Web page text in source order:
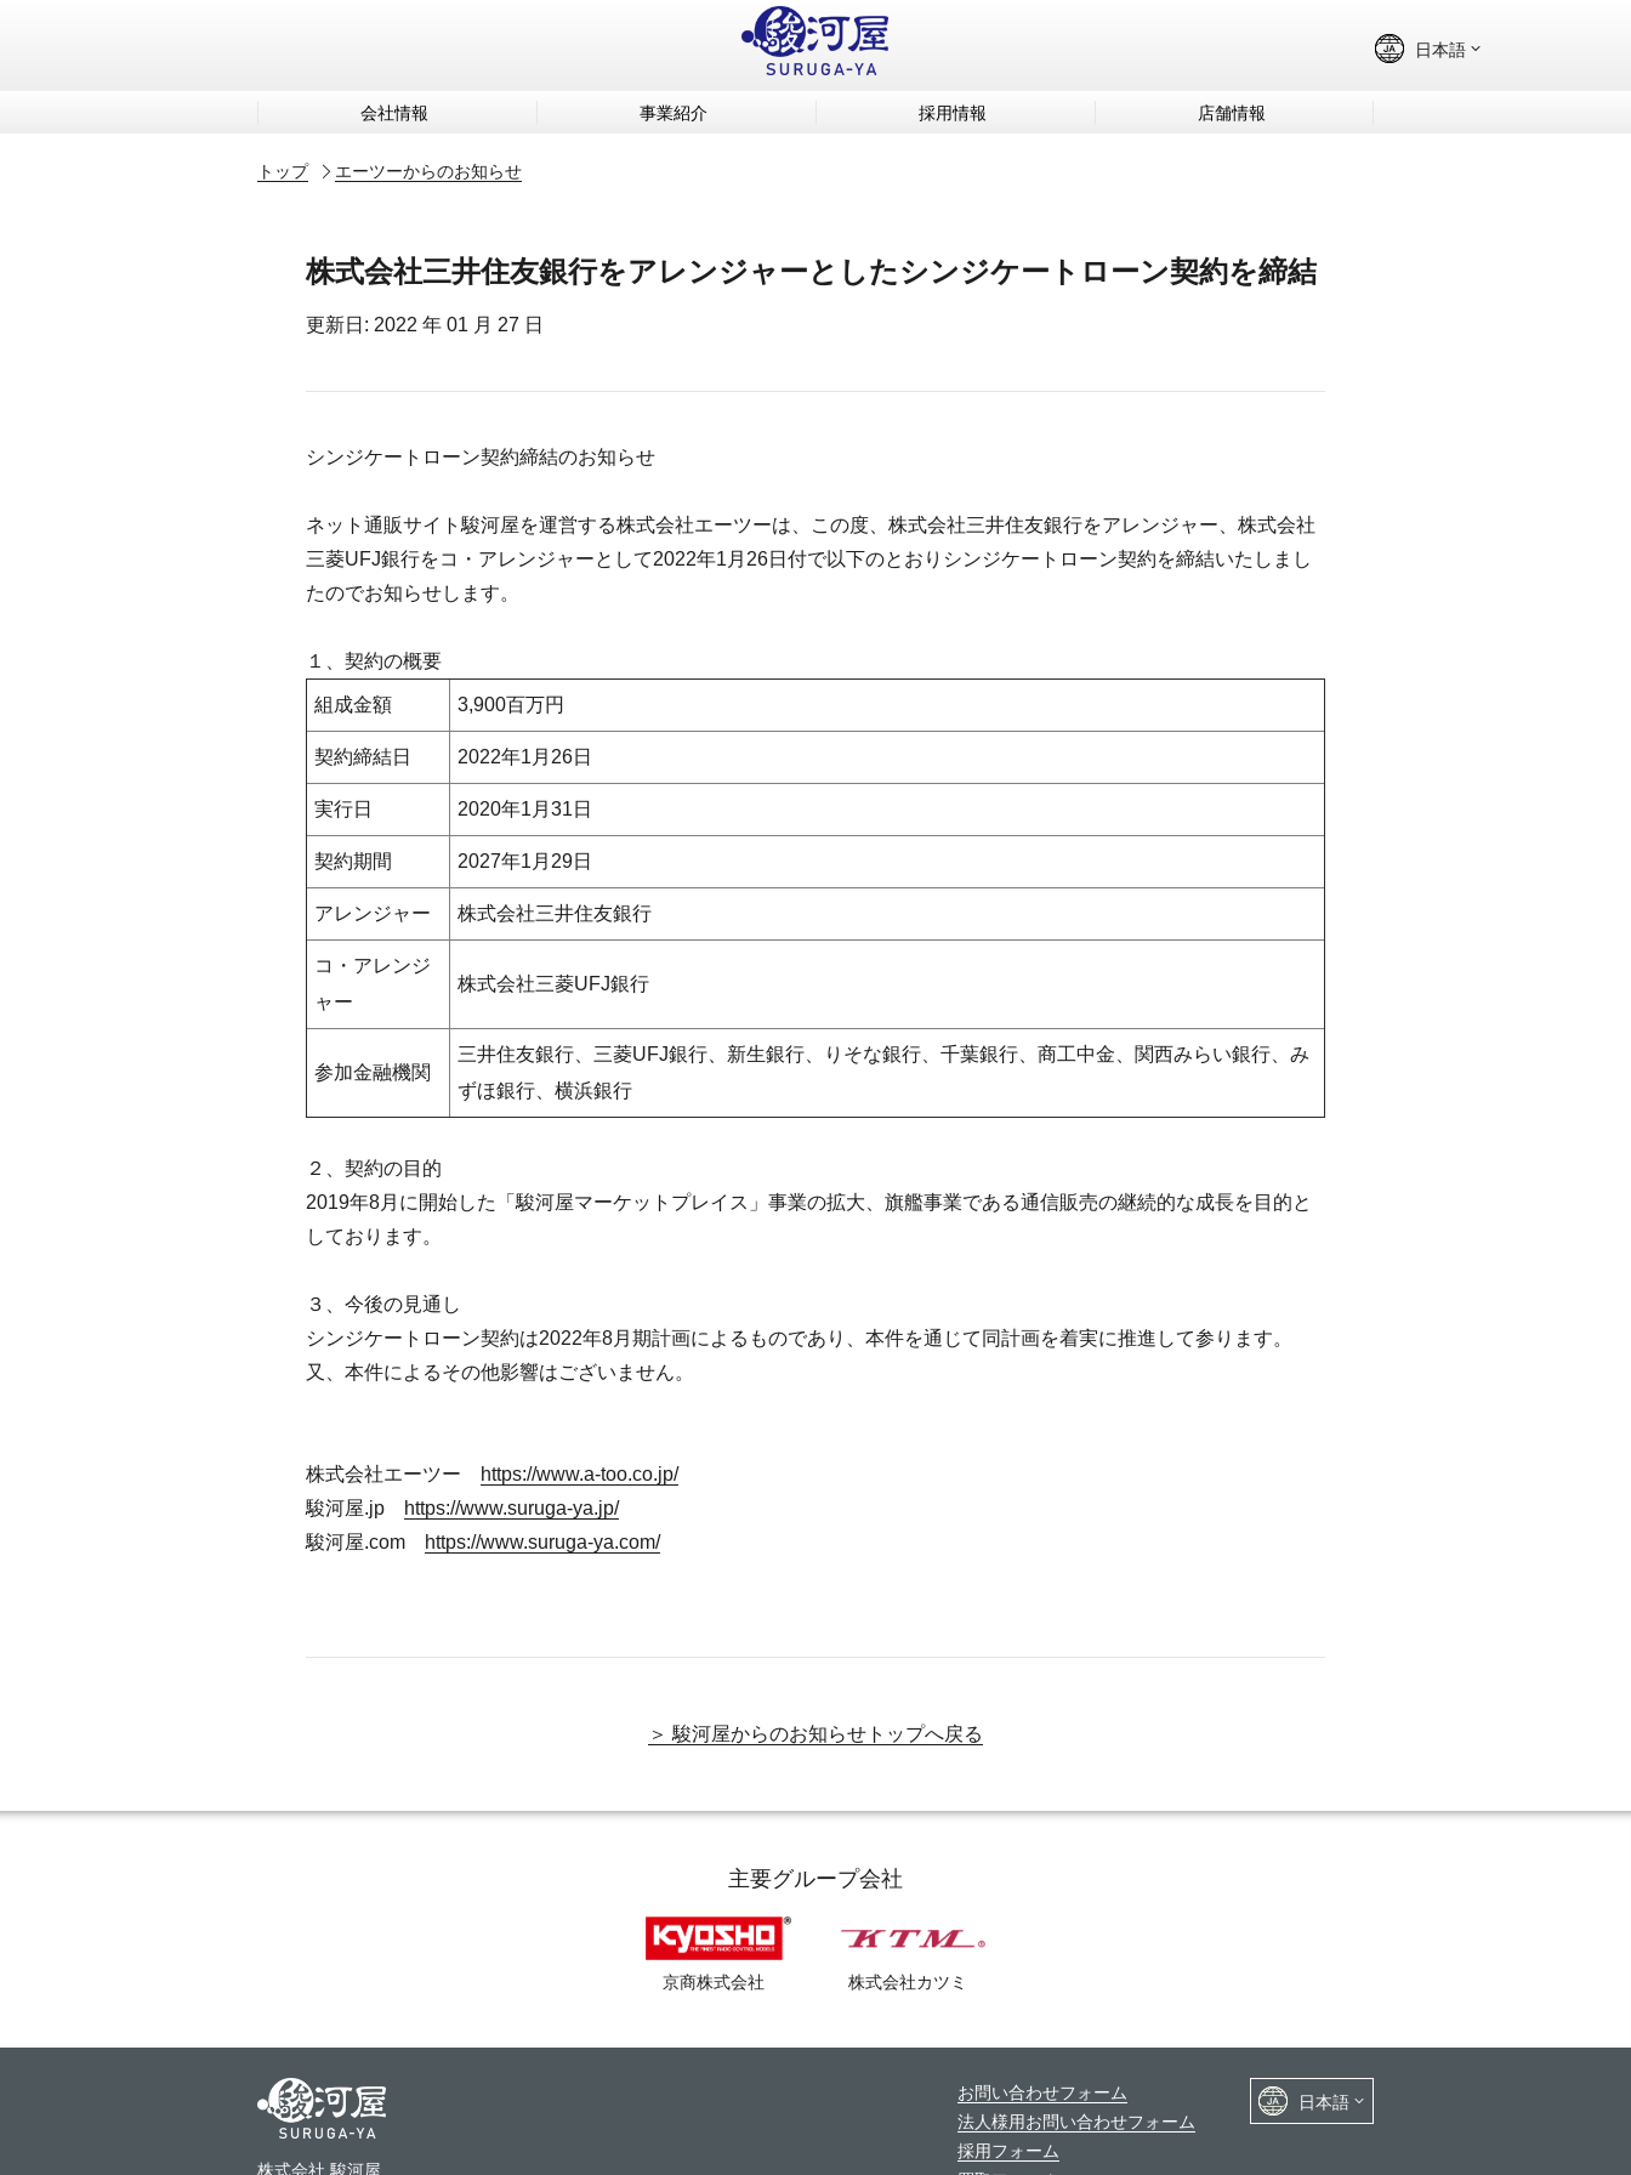
会社情報 事業紹介 採用情報 店舗情報
トップ エーツーからのお知らせ
株式会社三井住友銀行をアレンジャーとしたシンジケートローン契約を締結
更新日: 2022 年 01 月 27 日
シンジケートローン契約締結のお知らせ
ネット通販サイト駿河屋を運営する株式会社エーツーは、この度、株式会社三井住友銀行をアレンジャー、株式会社
三菱UFJ銀行をコ・アレンジャーとして2022年1月26日付で以下のとおりシンジケートローン契約を締結いたしまし
たのでお知らせします。
１、契約の概要
組成金額 3,900百万円
契約締結日 2022年1月26日
実行日 2020年1月31日
契約期間 2027年1月29日
アレンジャー 株式会社三井住友銀行
コ・アレンジ
ャー
株式会社三菱UFJ銀行
参加金融機関
三井住友銀行、三菱UFJ銀行、新生銀行、りそな銀行、千葉銀行、商工中金、関⻄みらい銀行、み
ずほ銀行、横浜銀行
２、契約の目的
2019年8月に開始した「駿河屋マーケットプレイス」事業の拡大、旗艦事業である通信販売の継続的な成⻑を目的と
しております。
３、今後の見通し
シンジケートローン契約は2022年8月期計画によるものであり、本件を通じて同計画を着実に推進して参ります。
又、本件によるその他影響はございません。
株式会社エーツー
https://www.a-too.co.jp/
駿河屋.jp
https://www.suruga-ya.jp/
駿河屋.com
https://www.suruga-ya.com/
＞ 駿河屋からのお知らせトップへ戻る
主要グループ会社
京商株式会社 株式会社カツミ
株式会社 駿河屋
お問い合わせフォーム
法人様用お問い合わせフォーム
採用フォーム